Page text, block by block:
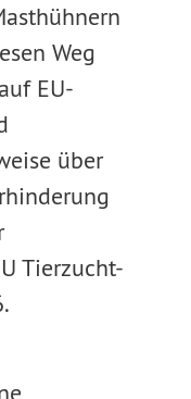
Weg
EU-
über
Tierzucht-